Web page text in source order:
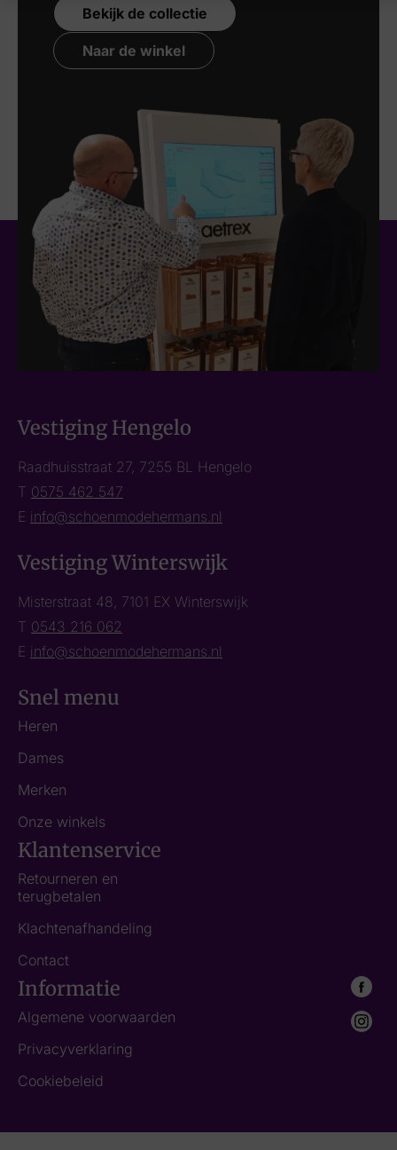
Bekijk de collectie
Naar de winkel
Vestiging Hengelo
Raadhuisstraat 27, 7255 BL Hengelo
T 0575 462 547
E info@schoenmodehermans.nl
Vestiging Winterswijk
Misterstraat 48, 7101 EX Winterswijk
T 0543 216 062
E info@schoenmodehermans.nl
Snel menu
Heren
Dames
Merken
Onze winkels
Klantenservice
Retourneren en
terugbetalen
Klachtenafhandeling
Contact
Informatie
Algemene voorwaarden
Privacyverklaring
Cookiebeleid